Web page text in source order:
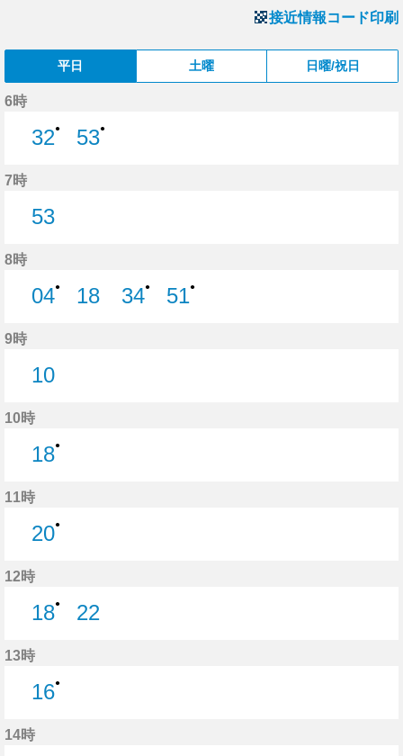
接近情報コード印刷
平日 土曜 日曜/祝日
6時
32●
53●
7時
53
8時
04●
18
34●
51●
9時
10
10時
18●
11時
20●
12時
18●
22
13時
16●
14時